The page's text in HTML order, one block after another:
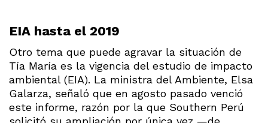
EIA hasta el 2019
Otro tema que puede agravar la situación de
Tía María es la vigencia del estudio de impacto
ambiental (EIA). La ministra del Ambiente, Elsa
Galarza, señaló que en agosto pasado venció
este informe, razón por la que Southern Perú